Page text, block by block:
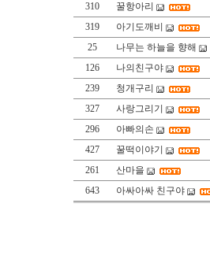
310
꿀항아리
319
아기도깨비
25
나무는 하늘을 향해
126
나의친구야
239
청개구리
327
사랑그리기
296
아빠의손
427
꿀떡이야기
261
산마을
643
아싸아싸 친구야